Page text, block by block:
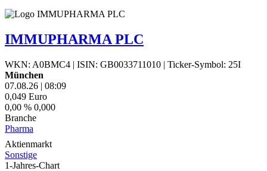
IMMUPHARMA PLC
WKN: A0BMC4 | ISIN: GB0033711010 | Ticker-Symbol: 25I
München
07.08.26 | 08:09
0,049 Euro
0,00 % 0,000
Branche
Pharma
Aktienmarkt
Sonstige
1-Jahres-Chart